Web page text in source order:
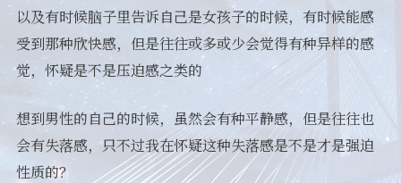
以及有时候脑子里告诉自己是女孩子的时候，有时候能感
受到那种欣快感，但是往往或多或少会觉得有种异样的感
觉，怀疑是不是压迫感之类的
想到男性的自己的时候，虽然会有种平静感，但是往往也
会有失落感，只不过我在怀疑这种失落感是不是才是强迫
性质的？